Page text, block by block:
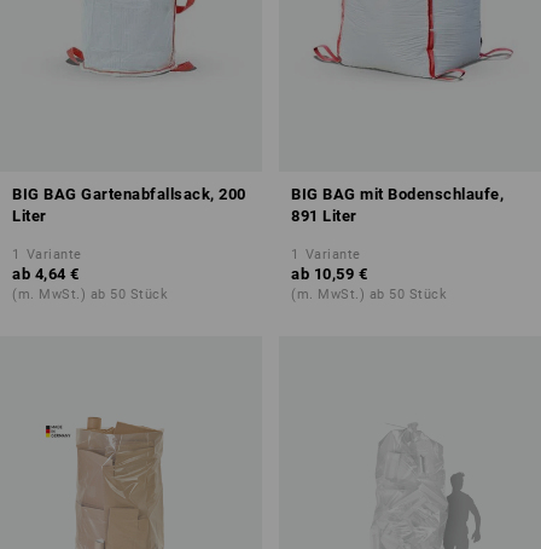
BIG BAG Gartenabfallsack, 200
Liter
1 Variante
ab 4,64 €
(m. MwSt.) ab 50 Stück
BIG BAG mit Bodenschlaufe,
891 Liter
1 Variante
ab 10,59 €
(m. MwSt.) ab 50 Stück